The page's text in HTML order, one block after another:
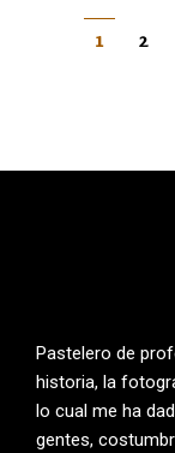
1 2
Pastelero de
historia, la
lo cual me ha
gentes,